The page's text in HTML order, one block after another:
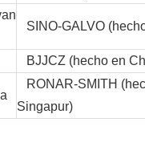
SINO-GALVO
BJJCZ (hecho en
RONAR-SMITH
Singapur)